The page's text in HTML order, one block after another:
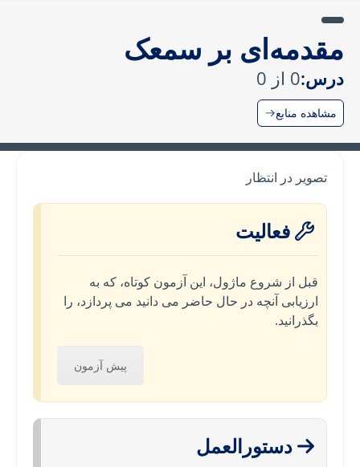
مقدمه‌ای بر سمعک
درس:0 از 0
مشاهده منابع
تصویر در انتظار
فعالیت
قبل از شروع ماژول، این آزمون کوتاه، که به
ارزیابی آنچه در حال حاضر می دانید می پردازد، را
بگذرانید.
پیش آزمون
دستورالعمل